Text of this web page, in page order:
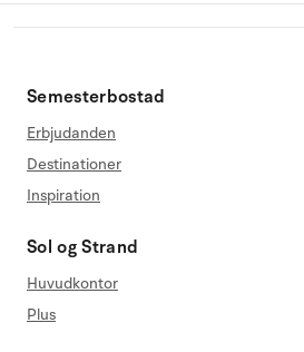
Semesterbostad
Erbjudanden
Destinationer
Inspiration
Sol og Strand
Huvudkontor
Plus